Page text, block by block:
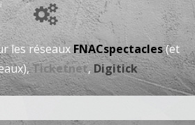
les réseauxFNACspectacles(et
Ticketnet, Digitick